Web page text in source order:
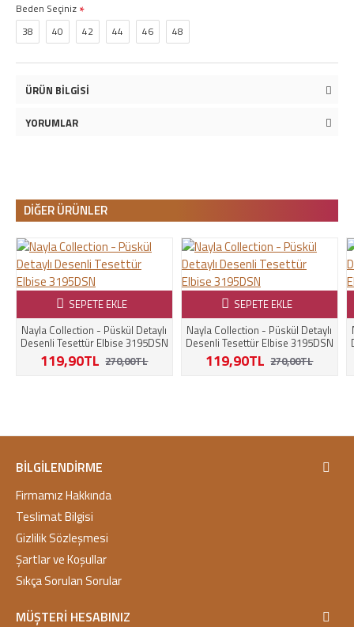
Beden Seçiniz
38
40 42 44 46 48
ÜRÜN BILGISI
YORUMLAR
DIĞER ÜRÜNLER
Nayla Collection - Püskül Detaylı
Desenli Tesettür Elbise 3195DSN
119,90TL 270,00TL
SEPETE EKLE
Nayla Collection - Püskül Detaylı
Desenli Tesettür Elbise 3195DSN
119,90TL 270,00TL
SEPETE EKLE
BILGILENDIRME
Firmamız Hakkında
Teslimat Bilgisi
Gizlilik Sözleşmesi
Şartlar ve Koşullar
Sıkça Sorulan Sorular
MÜŞTERI HESABINIZ